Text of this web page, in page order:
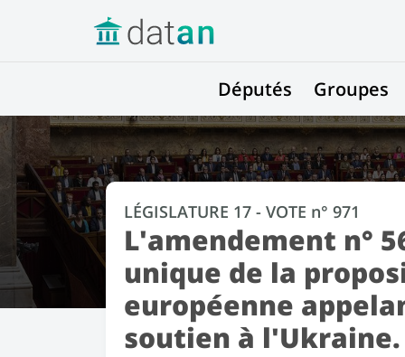
Députés Groupes
LÉGISLATURE 17 - VOTE n° 971
L'amendement n°
unique de la
européenne
soutien à l'Ukraine.